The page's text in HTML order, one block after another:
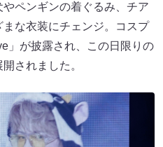
ペンギンの着ぐるみ、チア
な衣装にチェンジ。コスプ
」が披露され、この日限りの
されました。